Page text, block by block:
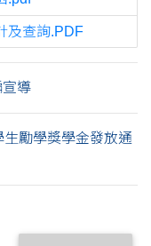
及查詢.PDF
導
勵學獎學金發放通